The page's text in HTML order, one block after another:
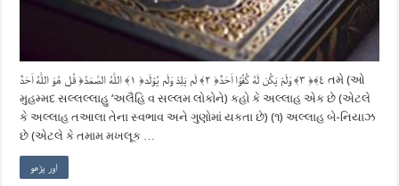
قُل هُوَ اللّٰهُ اَحَدٌ ‎﴿١﴾‏ اللّٰهُ الصَّمَدُ ‎﴿٢﴾‏ لَم يَلِدْ وَلَم يُوْلَد ‎﴿٣﴾‏ وَلَمْ يَكُن لَهُ كُفُوًا اَحَدٌ ‎﴿٤﴾‏ તમે (ઓ
મુહમ્મદ સલ્લલ્લાહુ ‘અલૈહિ વ સલ્લમ લોકોને) કહો કે અલ્લાહ એક છે (એટલે ​​
કે અલ્લાહ તઆલા તેના સ્વભાવ અને ગુણોમાં યકતા છે) (૧) અલ્લાહ બે-નિયાઝ
છે (એટલે કે તમામ મખલૂક …
اور پڑھو